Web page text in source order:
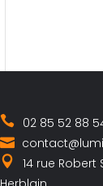
02 85 52 88
14 rue